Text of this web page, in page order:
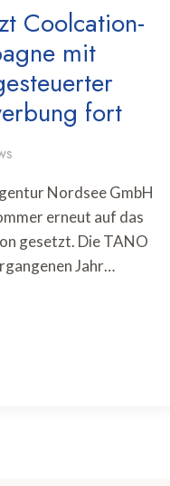
Coolcation-
mit
fort
Nordsee GmbH
erneut auf das
gesetzt. Die TANO
Jahr…